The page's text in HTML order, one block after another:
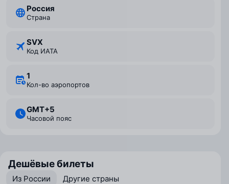
Россия
Страна
SVX
Код ИАТА
1
Кол-во аэропортов
GMT+5
Часовой пояс
Дешёвые билеты
Из России Другие страны